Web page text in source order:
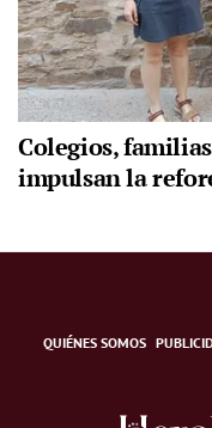
Colegios,
impulsan la
QUIÉNES SOMOS